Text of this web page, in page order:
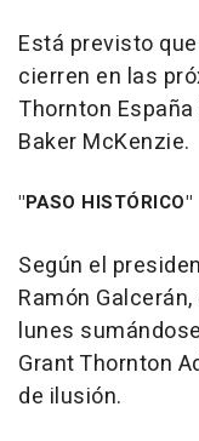
Está previsto
cierren en las
Thornton
Baker McKenzie.
"PASO HISTÓRICO"
Según el
Ramón
lunes
Grant Thornton
de ilusión.